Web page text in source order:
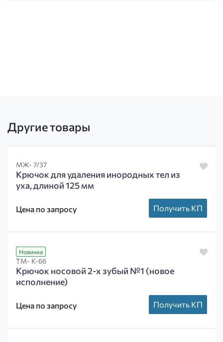
Другие товары
МЖ- 7/37
Крючок для удаления инородных тел из
уха, длиной 125 мм
Цена по запросу Получить КП
Новинка
ТМ- К-66
Крючок носовой 2-х зубый №1 (новое
исполнение)
Цена по запросу Получить КП